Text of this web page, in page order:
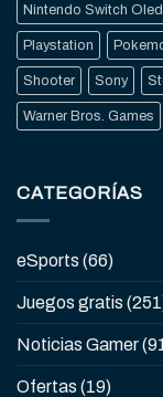
Nintendo Switch Oled
Playstation
Shooter Sony
Warner Bros. Games
CATEGORÍAS
eSports (66)
Juegos gratis
Noticias Gamer
Ofertas (19)